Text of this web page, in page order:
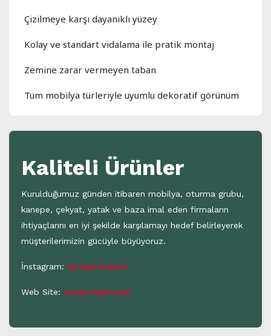
Çizilmeye karşı dayanıklı yüzey
Kolay ve standart vidalama ile pratik montaj
Zemine zarar vermeyen taban
Tüm mobilya türleriyle uyumlu dekoratif görünüm
Kaliteli Ürünler
Kurulduğumuz günden itibaren mobilya, oturma grubu,
kanepe, çekyat, yatak ve baza imal eden firmaların
ihtiyaçlarını en iyi şekilde karşılamayı hedef belirleyerek
müşterilerimizin gücüyle büyüyoruz.
İnstagram: @rivgirticaret
Web Site: www.rivgir.com